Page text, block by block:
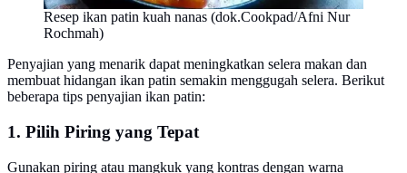
Resep ikan patin kuah nanas (dok.Cookpad/Afni Nur
Rochmah)
Penyajian yang menarik dapat meningkatkan selera makan dan
membuat hidangan ikan patin semakin menggugah selera. Berikut
beberapa tips penyajian ikan patin:
1. Pilih Piring yang Tepat
Gunakan piring atau mangkuk yang kontras dengan warna